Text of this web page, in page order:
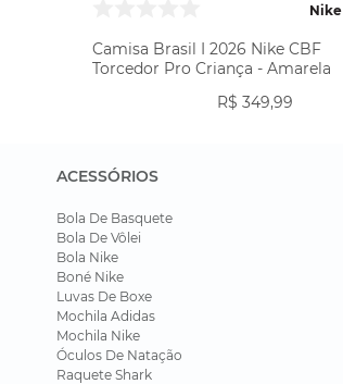
Nike
Camisa Brasil I 2026 Nike CBF
Torcedor Pro Criança - Amarela
R$ 349,99
ACESSÓRIOS
Bola De Basquete
Bola De Vôlei
Bola Nike
Boné Nike
Luvas De Boxe
Mochila Adidas
Mochila Nike
Óculos De Natação
Raquete Shark